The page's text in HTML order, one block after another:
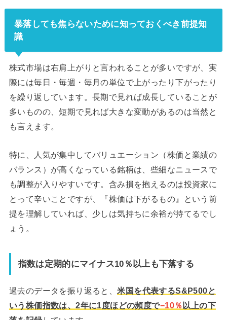
暴落しても焦らないために知っておくべき前提知
識
株式市場は右肩上がりと言われることが多いですが、実
際には毎日・毎週・毎月の単位で上がったり下がったり
を繰り返しています。長期で見れば成長していることが
多いものの、短期で見れば大きな変動があるのは当然と
も言えます。
特に、人気が集中してバリュエーション（株価と業績の
バランス）が高くなっている銘柄は、些細なニュースで
も調整が入りやすいです。含み損を抱えるのは投資家に
とって辛いことですが、『株価は下がるもの』という前
提を理解していれば、少しは気持ちに余裕が持てるでし
ょう。
指数は定期的にマイナス10％以上も下落する
過去のデータを振り返ると、米国を代表するS&P500と
いう株価指数は、2年に1度ほどの頻度で−10％ 以上の下